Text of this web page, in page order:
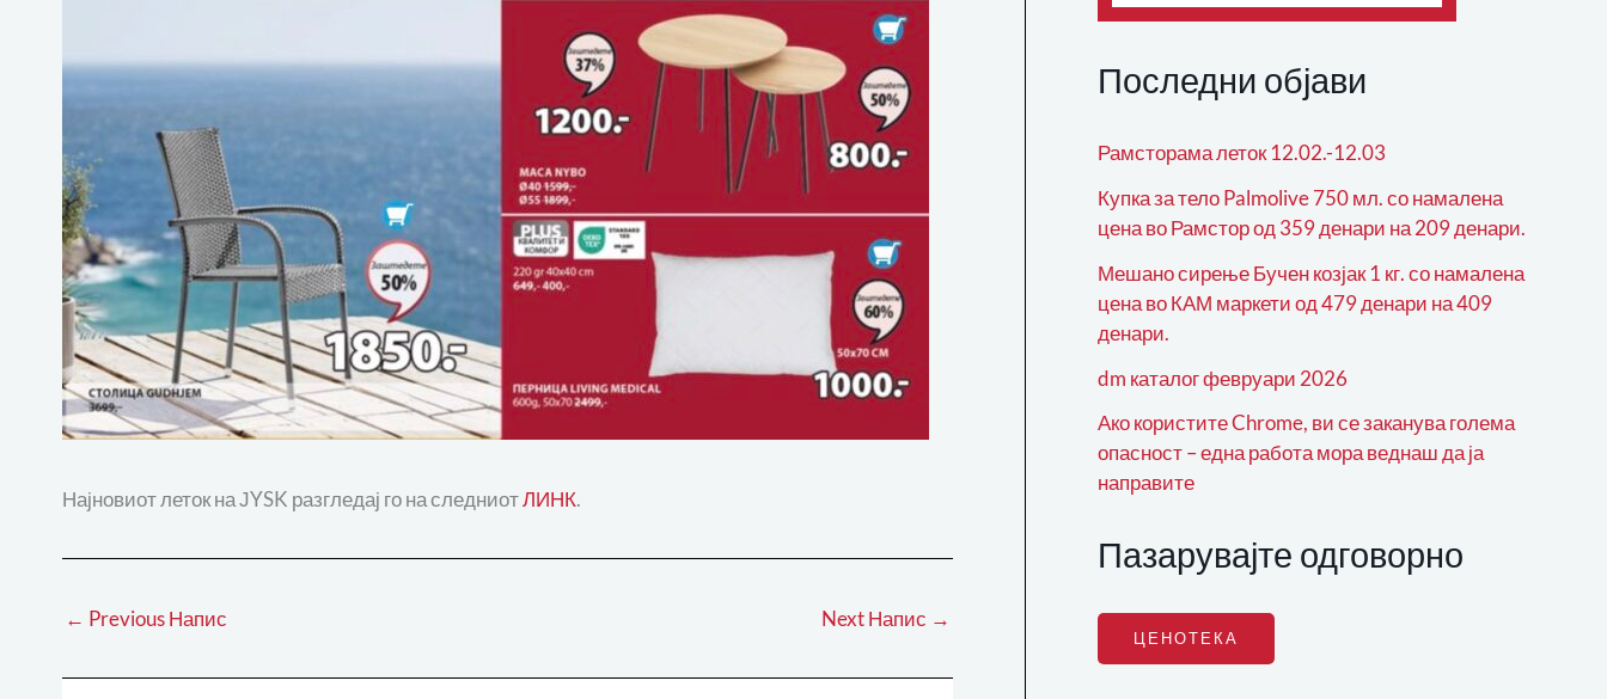
Најновиот леток на ЈYSK разгледај го на следниотЛИНК.
← Previous Напис Next Напис →
Последни објави
Рамсторама леток 12.02.-12.03
Купка за тело Palmolive 750 мл. со намалена
цена во Рамстор од 359 денари на 209 денари.
Мешано сирење Бучен козјак 1 кг. со намалена
цена во КАМ маркети од 479 денари на 409
денари.
dm каталог февруари 2026
Ако користите Chrome, ви се заканува голема
опасност – една работа мора веднаш да ја
направите
Пазарувајте одговорно
ЦЕНОТЕКА